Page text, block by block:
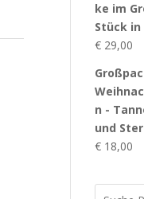
ke im
Stück in
€ 29,00
n -
und
€ 18,00